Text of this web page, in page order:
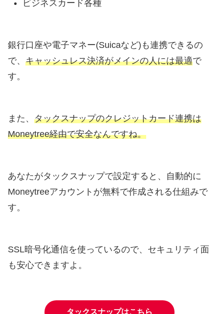
ビジネスカード各種
銀行口座や電子マネー(Suicaなど)も連携できるの
で、 キャッシュレス決済がメインの人には最適で
す。
また、 タックスナップのクレジットカード連携は
Moneytree経由で安全なんですね。
あなたがタックスナップで設定すると、自動的に
Moneytreeアカウントが無料で作成される仕組みで
す。
SSL暗号化通信を使っているので、セキュリティ面
も安心できますよ。
タックスナップはこちら